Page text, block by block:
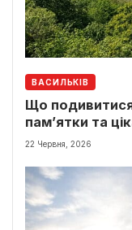
ВАСИЛЬКІВ
Що подивитися
пам’ятки та
22 Червня, 2026